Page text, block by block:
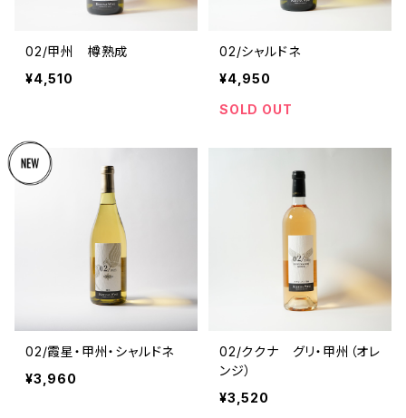
02/甲州 樽熟成
¥4,510
02/シャルドネ
¥4,950
SOLD OUT
02/霞星・甲州・シャルドネ
¥3,960
02/ククナ グリ・甲州（オレ
ンジ）
¥3,520